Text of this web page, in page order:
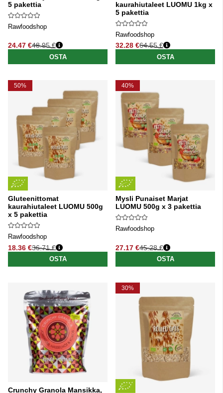
5 pakettia
Rawfoodshop
24.47 €
Normaali hinta
48.95 €
OSTA
kaurahiutaleet LUOMU 1kg x
5 pakettia
Rawfoodshop
32.28 €
Normaali hinta
64.55 €
OSTA
50%
Gluteenittomat
kaurahiutaleet LUOMU 500g
x 5 pakettia
Rawfoodshop
18.36 €
Normaali hinta
36.71 €
OSTA
40%
Mysli Punaiset Marjat
LUOMU 500g x 3 pakettia
Rawfoodshop
27.17 €
Normaali hinta
45.28 €
OSTA
Crunchy Granola Mansikka,
30%